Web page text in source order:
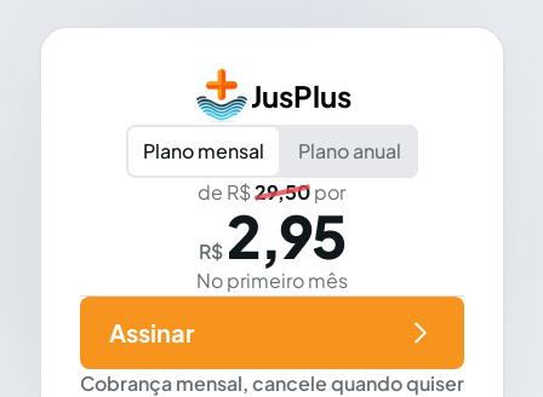
JusPlus
Plano mensal
Plano anual
de R$29,50por
R$ 2,95
No primeiro mês
Cobrança mensal, cancele quando quiser
Assinar